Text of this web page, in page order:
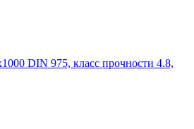
DIN 975, класс прочности 4.8,